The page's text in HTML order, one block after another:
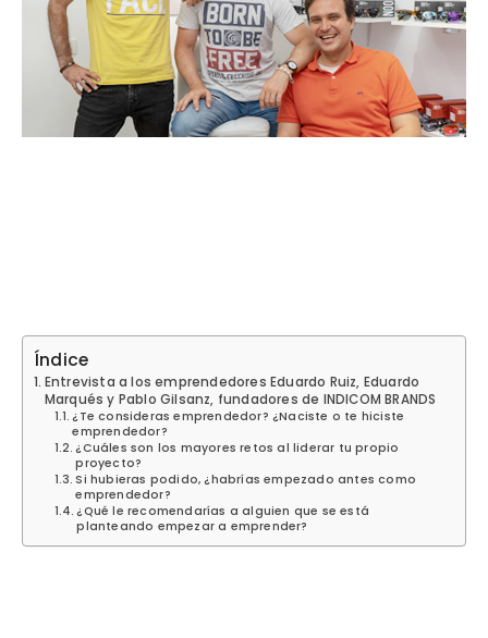
Índice
Entrevista a los emprendedores Eduardo Ruiz, Eduardo
Marqués y Pablo Gilsanz, fundadores de INDICOM BRANDS
¿Te consideras emprendedor? ¿Naciste o te hiciste
emprendedor?
¿Cuáles son los mayores retos al liderar tu propio
proyecto?
Si hubieras podido, ¿habrías empezado antes como
emprendedor?
¿Qué le recomendarías a alguien que se está
planteando empezar a emprender?